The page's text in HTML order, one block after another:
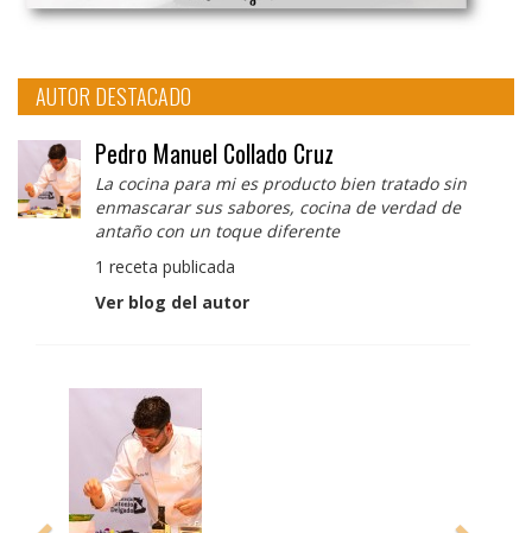
AUTOR DESTACADO
Pedro Manuel Collado Cruz
La cocina para mi es producto bien tratado sin
enmascarar sus sabores, cocina de verdad de
antaño con un toque diferente
1 receta publicada
Ver blog del autor